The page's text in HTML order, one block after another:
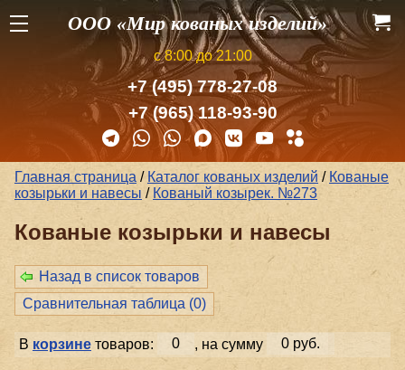
ООО «Мир кованых изделий»
с 8:00 до 21:00
+7 (495) 778-27-08
+7 (965) 118-93-90
Главная страница / Каталог кованых изделий / Кованые
козырьки и навесы / Кованый козырек. №273
Кованые козырьки и навесы
Назад в список товаров
Сравнительная таблица (0)
В корзинетоваров: 0 , на сумму 0 руб.